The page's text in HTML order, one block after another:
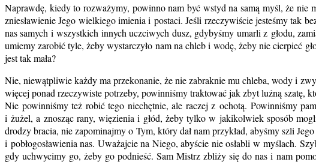
Naprawdę, kiedy to rozważymy, powinno nam być wstyd na samą myśl, że nie
zniesławienie Jego wielkiego imienia i postaci. Jeśli rzeczywiście jesteśmy tak
nas samych i wszystkich innych uczciwych dusz, gdybyśmy umarli z głodu,
umiemy zarobić tyle, żeby wystarczyło nam na chleb i wodę, żeby nie cierpieć
jest tak mała?
Nie, niewątpliwie każdy ma przekonanie, że nie zabraknie mu chleba, wody i
więcej ponad rzeczywiste potrzeby, powinniśmy traktować jak zbyt luźną szatę,
Nie powinniśmy też robić tego niechętnie, ale raczej z ochotą. Powinniśmy
i żużel, a znosząc rany, więzienia i głód, żeby tylko w jakikolwiek sposób
drodzy bracia, nie zapominajmy o Tym, który dał nam przykład, abyśmy szli
i pobłogosławienia nas. Uważajcie na Niego, abyście nie osłabli w myślach.
gdy uchwycimy go, żeby go podnieść. Sam Mistrz zbliży się do nas i nam